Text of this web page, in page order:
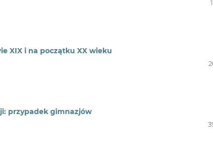
XIX i na początku XX wieku
przypadek gimnazjów